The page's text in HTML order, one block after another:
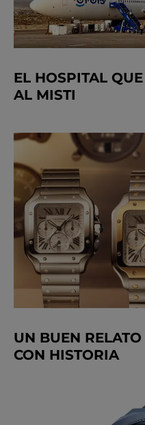
EL HOSPITAL
AL MISTI
UN BUEN
CON HISTORIA